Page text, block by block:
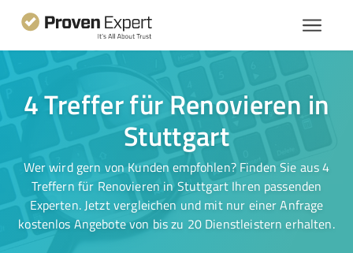
4 Treffer für Renovieren in
Stuttgart
Wer wird gern von Kunden empfohlen? Finden Sie aus 4
Treffern für Renovieren in Stuttgart Ihren passenden
Experten. Jetzt vergleichen und mit nur einer Anfrage
kostenlos Angebote von bis zu 20 Dienstleistern erhalten.